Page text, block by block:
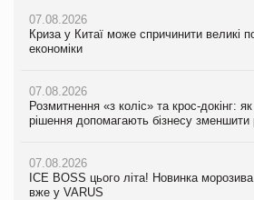
07.08.2026
Криза у Китаї може спричинити великі
економіки
07.08.2026
Розмитнення «з коліс» та крос-докінг: як
рішення допомагають бізнесу зменшити
07.08.2026
ICE BOSS цього літа! Новинка
вже у VARUS
07.08.2026
ICE BOSS цього літа! Новинка морозива
07.08.2026
EVA.UA запустила кампанію «Хто б
06.08.2026
Смачна новинка для хвостатих: у VARUS
07.08.2026
Криза у Китаї може спричинити великі
економіки
07.08.2026
Kraft Heinz скоротила збиток у першому
Продажі Hugo Boss впали на 9%